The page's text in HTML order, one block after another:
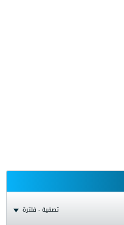
تصفية - فلترة